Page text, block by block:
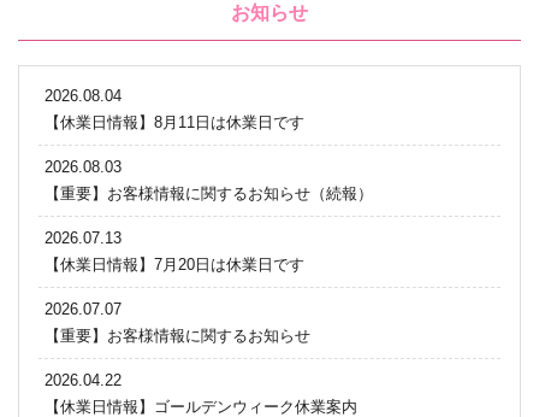
お知らせ
2026.08.04
【休業日情報】8月11日は休業日です
2026.08.03
【重要】お客様情報に関するお知らせ（続報）
2026.07.13
【休業日情報】7月20日は休業日です
2026.07.07
【重要】お客様情報に関するお知らせ
2026.04.22
【休業日情報】ゴールデンウィーク休業案内